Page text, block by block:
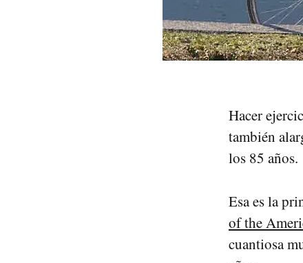
Hacer
también
los 85 años.
Esa es la
of the
cuantiosa